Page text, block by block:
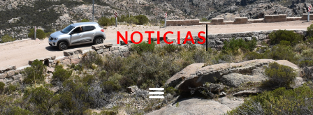
NOTICIAS